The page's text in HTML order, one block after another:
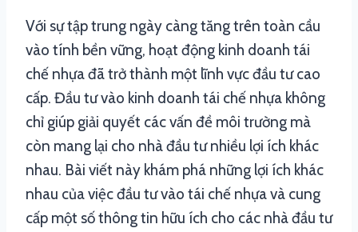
Với sự tập trung ngày càng tăng trên toàn cầu
vào tính bền vững, hoạt động kinh doanh tái
chế nhựa đã trở thành một lĩnh vực đầu tư cao
cấp. Đầu tư vào kinh doanh tái chế nhựa không
chỉ giúp giải quyết các vấn đề môi trường mà
còn mang lại cho nhà đầu tư nhiều lợi ích khác
nhau. Bài viết này khám phá những lợi ích khác
nhau của việc đầu tư vào tái chế nhựa và cung
cấp một số thông tin hữu ích cho các nhà đầu tư